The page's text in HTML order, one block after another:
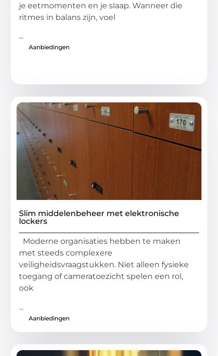
je eetmomenten en je slaap. Wanneer die
ritmes in balans zijn, voel
...
Aanbiedingen
Slim middelenbeheer met elektronische
lockers
Moderne organisaties hebben te maken
met steeds complexere
veiligheidsvraagstukken. Niet alleen fysieke
toegang of cameratoezicht spelen een rol,
ook
...
Aanbiedingen